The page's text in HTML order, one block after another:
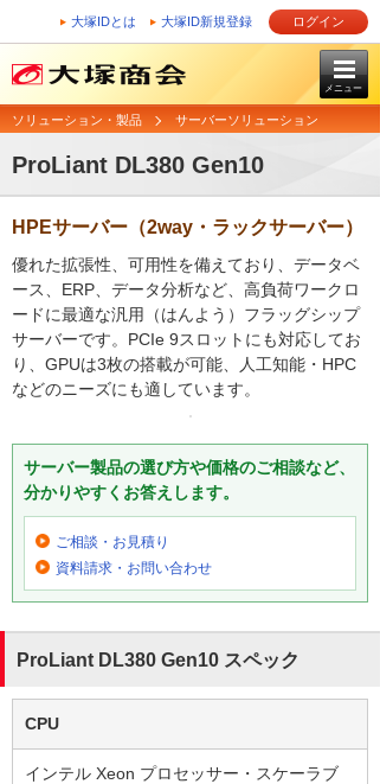
大塚IDとは 大塚ID新規登録 ログイン
メニュー
ソリューション・製品 サーバーソリューション
ProLiant DL380 Gen10
HPEサーバー（2way・ラックサーバー）
優れた拡張性、可用性を備えており、データベ
ース、ERP、データ分析など、高負荷ワークロ
ードに最適な汎用（はんよう）フラッグシップ
サーバーです。PCIe 9スロットにも対応してお
り、GPUは3枚の搭載が可能、人工知能・HPC
などのニーズにも適しています。
サーバー製品の選び方や価格のご相談など、
分かりやすくお答えします。
ご相談・お見積り
資料請求・お問い合わせ
ProLiant DL380 Gen10 スペック
CPU
インテル Xeon プロセッサー・スケーラブ